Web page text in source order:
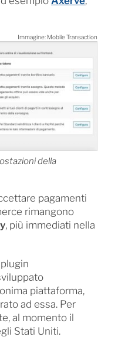
Immagine: Mobile Transaction
della
pagamenti
rimangono
, più immediati nella
piattaforma,
ad essa. Per
al momento il
Stati Uniti.